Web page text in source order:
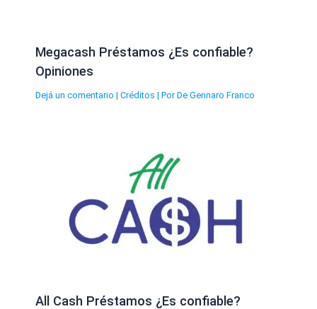
Megacash Préstamos ¿Es confiable?
Opiniones
Dejá un comentario | Créditos | Por De Gennaro Franco
All Cash Préstamos ¿Es confiable?